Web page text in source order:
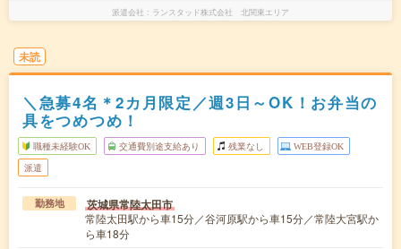
派遣会社 ランスタッド株式会社 北関東エリア
未読
＼急募4名＊2カ月限定／週3日～OK！お弁当の
具をつめつめ！
職種未経験OK 交通費別途支給あり 残業なし WEB登録OK
派遣
勤務地 茨城県常陸太田市
常陸太田駅から車15分／谷河原駅から車15分／常陸大宮駅か
ら車18分